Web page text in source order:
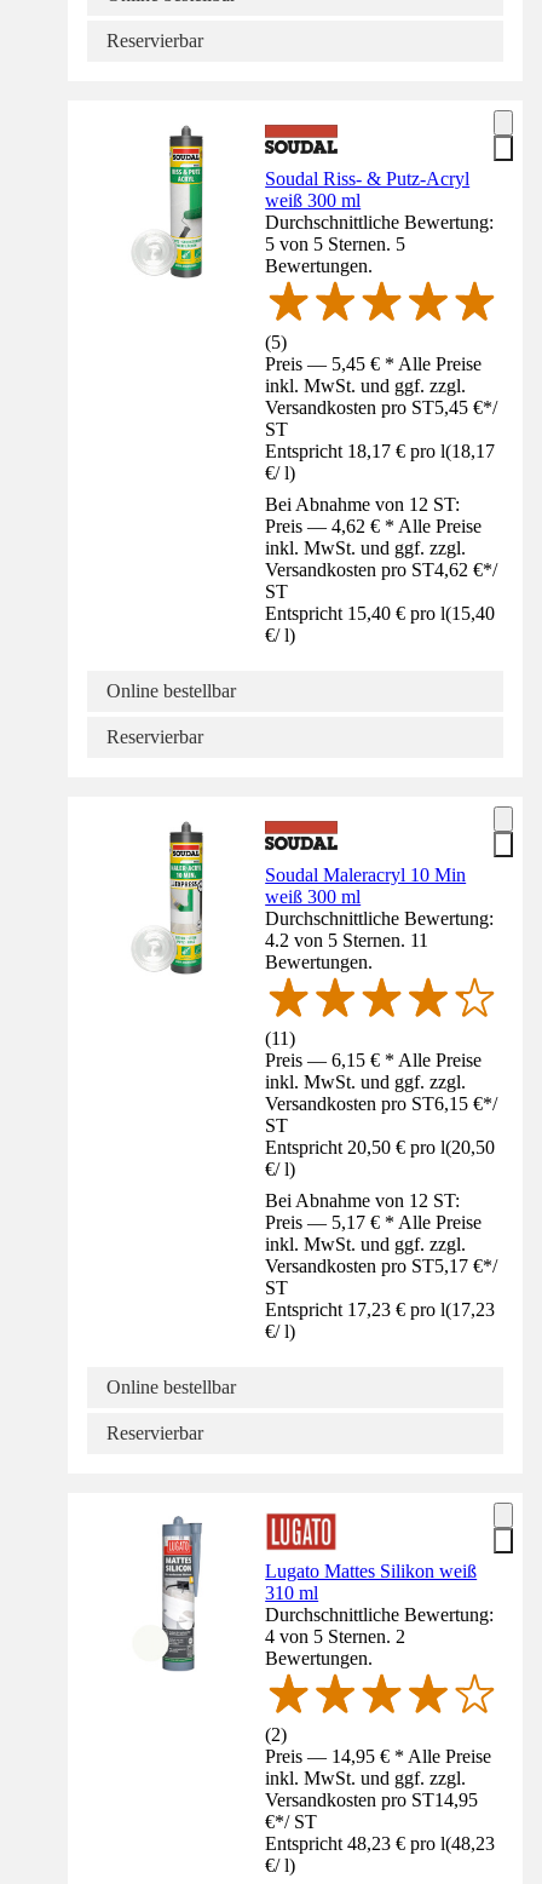
Reservierbar
Soudal Riss- & Putz-Acryl
weiß 300 ml
Durchschnittliche Bewertung:
5 von 5 Sternen. 5
Bewertungen.
(5)
Preis — 5,45 € * Alle Preise
inkl. MwSt. und ggf. zzgl.
Versandkosten pro ST5,45 €*/
ST
Entspricht 18,17 € pro l(18,17
€/ l)
Bei Abnahme von 12 ST:
Preis — 4,62 € * Alle Preise
inkl. MwSt. und ggf. zzgl.
Versandkosten pro ST4,62 €*/
ST
Entspricht 15,40 € pro l(15,40
€/ l)
Online bestellbar
Reservierbar
Soudal Maleracryl 10 Min
weiß 300 ml
Durchschnittliche Bewertung:
4.2 von 5 Sternen. 11
Bewertungen.
(11)
Preis — 6,15 € * Alle Preise
inkl. MwSt. und ggf. zzgl.
Versandkosten pro ST6,15 €*/
ST
Entspricht 20,50 € pro l(20,50
€/ l)
Bei Abnahme von 12 ST:
Preis — 5,17 € * Alle Preise
inkl. MwSt. und ggf. zzgl.
Versandkosten pro ST5,17 €*/
ST
Entspricht 17,23 € pro l(17,23
€/ l)
Online bestellbar
Reservierbar
Lugato Mattes Silikon weiß
310 ml
Durchschnittliche Bewertung:
4 von 5 Sternen. 2
Bewertungen.
(2)
Preis — 14,95 € * Alle Preise
inkl. MwSt. und ggf. zzgl.
Versandkosten pro ST14,95
€*/ ST
Entspricht 48,23 € pro l(48,23
€/ l)